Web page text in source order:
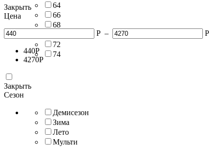
64
66
68
72
74
Закрыть
Цена
Р – Р
440Р
4270Р
Закрыть
Сезон
Демисезон
Зима
Лето
Мульти